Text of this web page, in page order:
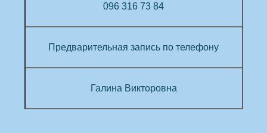
096 316 73 84
Предварительная запись по телефону
Галина Викторовна